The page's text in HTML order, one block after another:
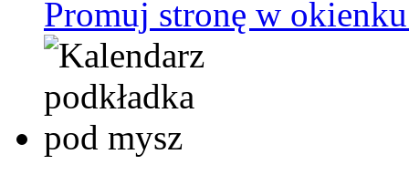
Promuj stronę w